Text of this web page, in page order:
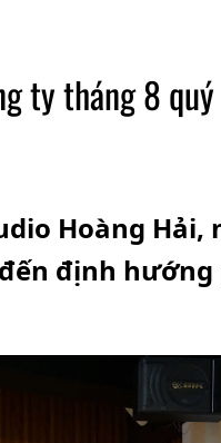
ty tháng 8
Hoàng
định